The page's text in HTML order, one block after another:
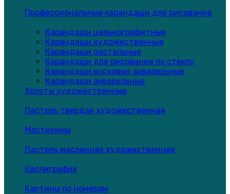
Профессиональные карандаши для рисования
Карандаши цельнографитные
Карандаши художественные
Карандаши пастельные
Карандаши для рисования по стеклу
Карандаши восковые акварельные
Карандаши акварельные
Холсты художественные
Пастель твердая художественная
Мастихины
Пастель маслянная художественная
Каллиграфия
Картины по номерам